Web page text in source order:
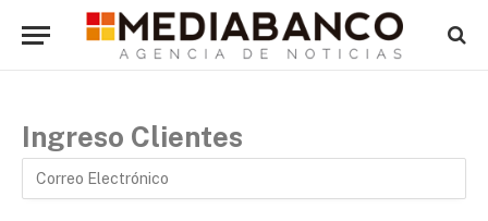
Ingreso Clientes